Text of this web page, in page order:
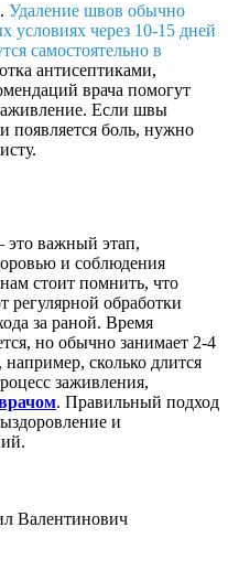
Удаление швов обычно
условиях через 10-15 дней
самостоятельно в
антисептиками,
врача помогут
Если швы
появляется боль, нужно
важный этап,
и соблюдения
стоит помнить, что
регулярной обработки
за раной. Время
но обычно занимает 2-4
сколько длится
заживления,
. Правильный подход
и
Валентинович